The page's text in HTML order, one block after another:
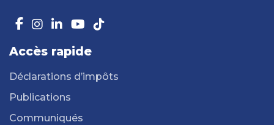
Accès rapide
Déclarations d’impôts
Publications
Communiqués